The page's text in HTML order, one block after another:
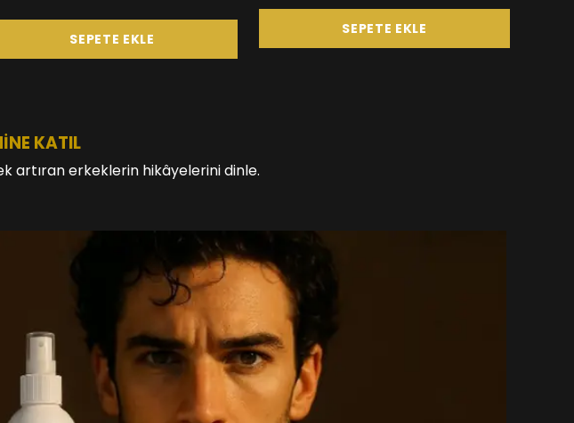
SEPETE EKLE
SEPETE EKLE
KATIL
artıran erkeklerin hikâyelerini dinle.